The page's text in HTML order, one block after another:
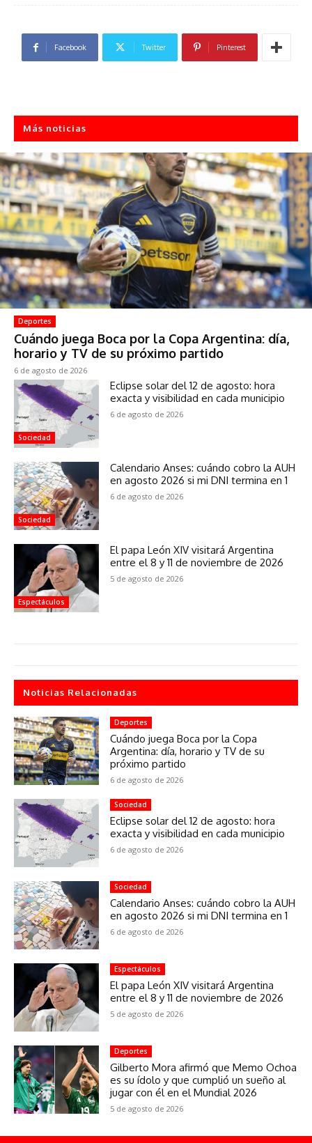
Facebook Twitter Pinterest
Más noticias
Deportes
Cuándo juega Boca por la Copa Argentina: día,
horario y TV de su próximo partido
6 de agosto de 2026
Sociedad
Eclipse solar del 12 de agosto: hora
exacta y visibilidad en cada municipio
6 de agosto de 2026
Sociedad
Calendario Anses: cuándo cobro la AUH
en agosto 2026 si mi DNI termina en 1
6 de agosto de 2026
Espectáculos
El papa León XIV visitará Argentina
entre el 8 y 11 de noviembre de 2026
5 de agosto de 2026
Noticias Relacionadas
Deportes
Cuándo juega Boca por la Copa
Argentina: día, horario y TV de su
próximo partido
6 de agosto de 2026
Sociedad
Eclipse solar del 12 de agosto: hora
exacta y visibilidad en cada municipio
6 de agosto de 2026
Sociedad
Calendario Anses: cuándo cobro la AUH
en agosto 2026 si mi DNI termina en 1
6 de agosto de 2026
Espectáculos
El papa León XIV visitará Argentina
entre el 8 y 11 de noviembre de 2026
5 de agosto de 2026
Deportes
Gilberto Mora afirmó que Memo Ochoa
es su ídolo y que cumplió un sueño al
jugar con él en el Mundial 2026
5 de agosto de 2026